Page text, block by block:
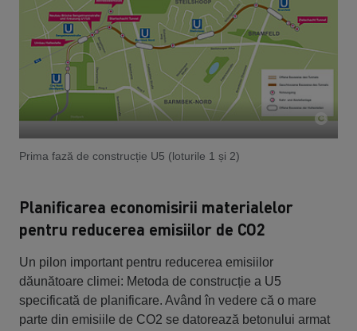
Prima fază de construcție U5 (loturile 1 și 2)
Planificarea economisirii materialelor
pentru reducerea emisiilor de CO2
Un pilon important pentru reducerea emisiilor
dăunătoare climei: Metoda de construcție a U5
specificată de planificare. Având în vedere că o mare
parte din emisiile de CO2 se datorează betonului armat